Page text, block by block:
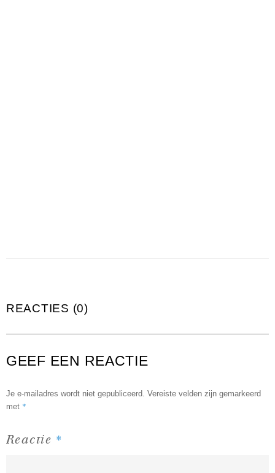
REACTIES (0)
GEEF EEN REACTIE
Je e-mailadres wordt niet gepubliceerd. Vereiste velden zijn gemarkeerd
met *
Reactie *